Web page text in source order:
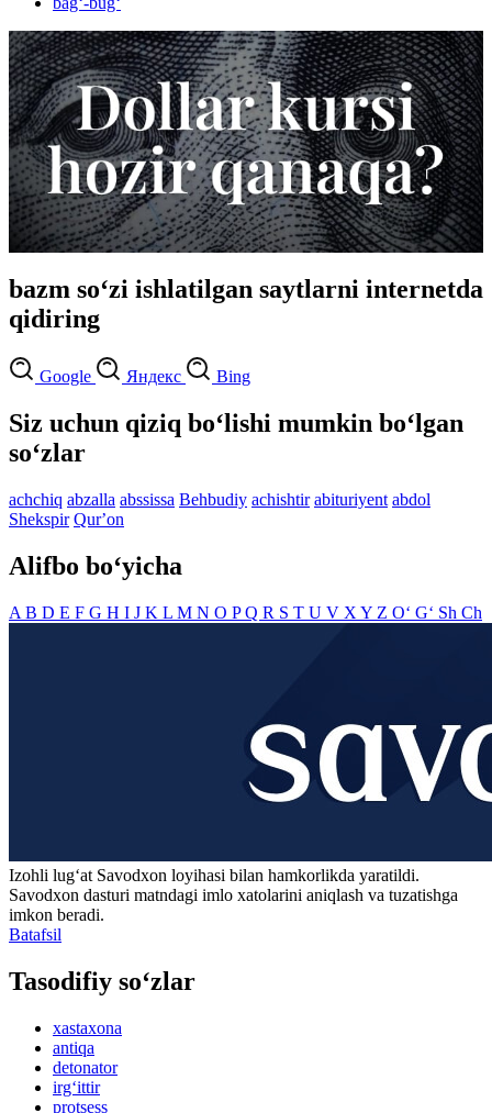
bazm so‘zi ishlatilgan saytlarni internetda
qidiring
Google Яндекс Bing
Siz uchun qiziq bo‘lishi mumkin bo‘lgan
so‘zlar
achchiq abzalla abssissa Behbudiy achishtir abituriyent abdol
Shekspir Qurʼon
Alifbo bo‘yicha
A B D E F G H I J K L M N O PQ R S T U V X Y Z O‘ G‘ Sh Ch
Izohli lugʻat Savodxon loyihasi bilan hamkorlikda yaratildi.
Savodxon dasturi matndagi imlo xatolarini aniqlash va tuzatishga
imkon beradi.
Batafsil
Tasodifiy so‘zlar
xastaxona
antiqa
detonator
irg‘ittir
protsess